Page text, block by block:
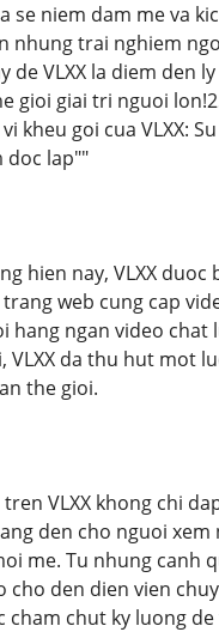
se niem dam me va
nhung trai nghiem
de VLXX la diem den
gioi giai tri nguoi
kheu goi cua VLXX:
doc lap""
hien nay, VLXX duoc
web cung cap
hang ngan video chat
VLXX da thu hut mot
the gioi.
VLXX khong chi
den cho nguoi
me. Tu nhung canh
cho den dien vien
cham chut ky luong